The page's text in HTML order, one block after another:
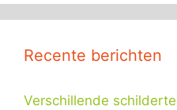
Recente berichten
Verschillende